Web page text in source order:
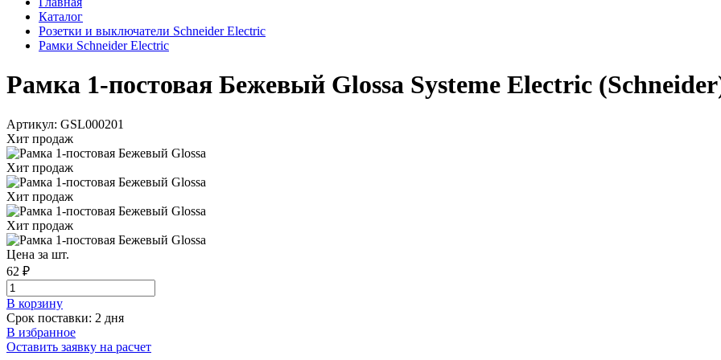
Каталог
Розетки и выключатели Schneider Electric
Рамки Schneider Electric
Рамка 1-постовая Бежевый Glossa Systeme Electric
Артикул: GSL000201
Хит продаж
Хит продаж
Хит продаж
Хит продаж
Цена за шт.
62 ₽
В корзинy
Срок поставки: 2 дня
В избранное
Оставить заявку на расчет